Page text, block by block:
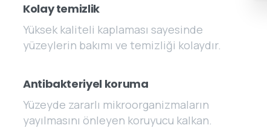
Kolay temizlik
Yüksek kaliteli kaplaması sayesinde
yüzeylerin bakımı ve temizliği kolaydır.
Antibakteriyel koruma
Yüzeyde zararlı mikroorganizmaların
yayılmasını önleyen koruyucu kalkan.